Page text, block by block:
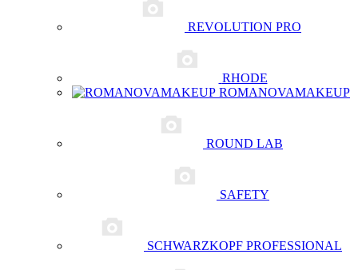
REVOLUTION PRO
RHODE
ROMANOVAMAKEUP
ROUND LAB
SAFETY
SCHWARZKOPF PROFESSIONAL